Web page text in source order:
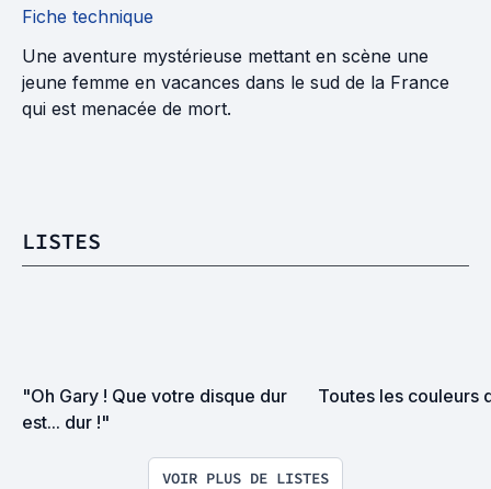
Fiche technique
Une aventure mystérieuse mettant en scène une
jeune femme en vacances dans le sud de la France
qui est menacée de mort.
LISTES
"Oh Gary ! Que votre disque dur
est... dur !"
Toutes les couleurs
VOIR PLUS DE LISTES